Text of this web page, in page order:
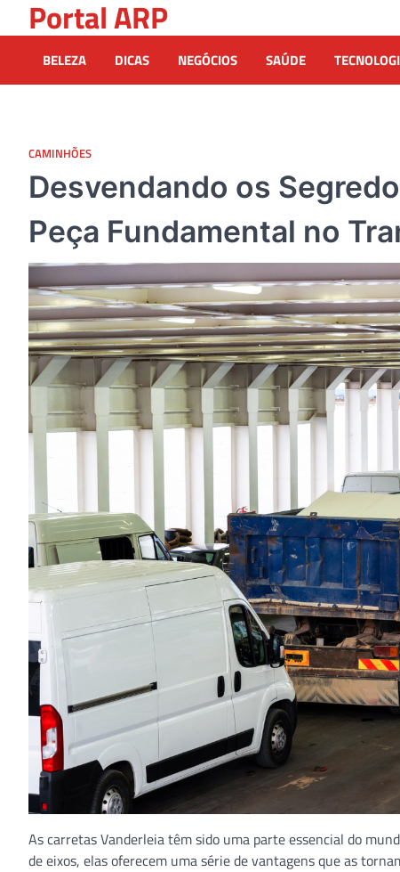
to
content
Portal ARP
BELEZA DICAS NEGÓCIOS SAÚDE
CAMINHÕES
Desvendando os
Peça Fundamental no
As carretas Vanderleia têm sido uma parte essencial do
de eixos, elas oferecem uma série de vantagens que as